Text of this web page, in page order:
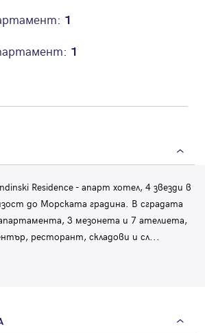
1
1
Residence - апарт хотел, 4 звезди в
до Морската градина. В сградата
3 мезонета и 7 ателиета,
ресторант, складови и сл...